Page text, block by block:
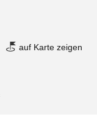
auf Karte zeigen